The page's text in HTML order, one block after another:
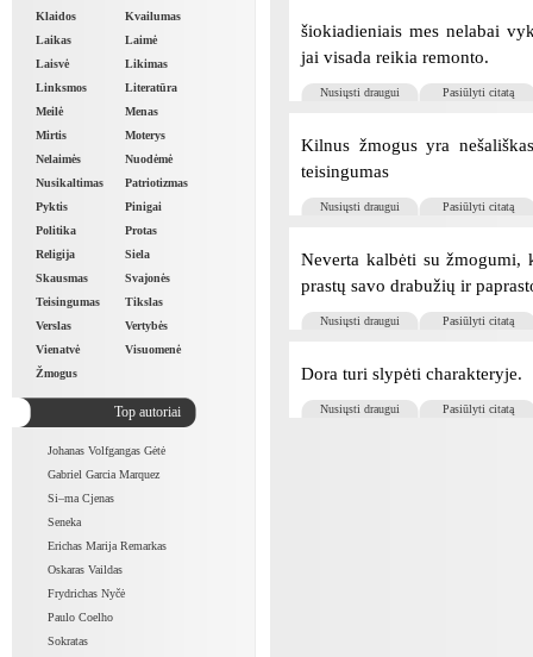
Klaidos
Kvailumas
Laikas
Laimė
Laisvė
Likimas
Linksmos
Literatūra
Meilė
Menas
Mirtis
Moterys
Nelaimės
Nuodėmė
Nusikaltimas
Patriotizmas
Pyktis
Pinigai
Politika
Protas
Religija
Siela
Skausmas
Svajonės
Teisingumas
Tikslas
Verslas
Vertybės
Vienatvė
Visuomenė
Žmogus
Top autoriai
Johanas Volfgangas Gėtė
Gabriel Garcia Marquez
Si–ma Cjenas
Seneka
Erichas Marija Remarkas
Oskaras Vaildas
Frydrichas Nyčė
Paulo Coelho
Sokratas
šiokiadieniais mes nelabai
jai visada reikia remonto.
Nusiųsti draugui Pasiūlyti citatą
Kilnus žmogus yra
teisingumas
Nusiųsti draugui Pasiūlyti citatą
Neverta kalbėti su žmogumi,
prastų savo drabužių ir
Nusiųsti draugui Pasiūlyti citatą
Dora turi slypėti charakteryje.
Nusiųsti draugui Pasiūlyti citatą